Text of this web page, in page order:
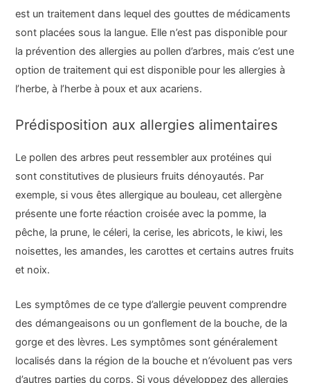
est un traitement dans lequel des gouttes de médicaments
sont placées sous la langue. Elle n’est pas disponible pour
la prévention des allergies au pollen d’arbres, mais c’est une
option de traitement qui est disponible pour les allergies à
l’herbe, à l’herbe à poux et aux acariens.
Prédisposition aux allergies alimentaires
Le pollen des arbres peut ressembler aux protéines qui
sont constitutives de plusieurs fruits dénoyautés. Par
exemple, si vous êtes allergique au bouleau, cet allergène
présente une forte réaction croisée avec la pomme, la
pêche, la prune, le céleri, la cerise, les abricots, le kiwi, les
noisettes, les amandes, les carottes et certains autres fruits
et noix.
Les symptômes de ce type d’allergie peuvent comprendre
des démangeaisons ou un gonflement de la bouche, de la
gorge et des lèvres. Les symptômes sont généralement
localisés dans la région de la bouche et n’évoluent pas vers
d’autres parties du corps. Si vous développez des allergies